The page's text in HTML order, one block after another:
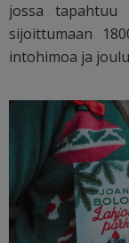
jossa
sijoittumaan
intohimoa ja